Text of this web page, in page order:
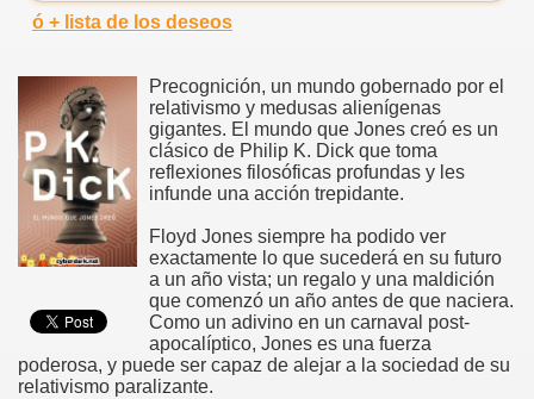
ó + lista de los deseos
Precognición, un mundo gobernado por el
relativismo y medusas alienígenas
gigantes. El mundo que Jones creó es un
clásico de Philip K. Dick que toma
reflexiones filosóficas profundas y les
infunde una acción trepidante.
Floyd Jones siempre ha podido ver
exactamente lo que sucederá en su futuro
a un año vista; un regalo y una maldición
que comenzó un año antes de que naciera.
Como un adivino en un carnaval post-
apocalíptico, Jones es una fuerza
poderosa, y puede ser capaz de alejar a la sociedad de su
relativismo paralizante.